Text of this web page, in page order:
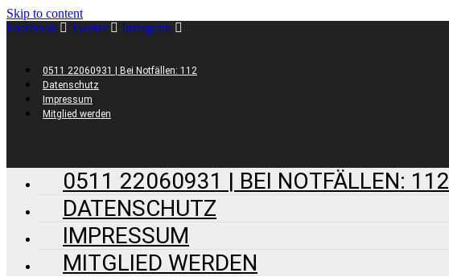
Skip to content
Facebook
Twitter Instagram
0511 22060931 | Bei Notfällen: 112
Datenschutz
Impressum
Mitglied werden
0511 22060931 | BEI NOTFÄLLEN: 112
DATENSCHUTZ
IMPRESSUM
MITGLIED WERDEN